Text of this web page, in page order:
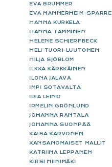
EVA BRUMMER
EVA MANNERHEIM-SPARRE
HANNA KURKELA
HANNA TAMMINEN
HELENE SCHJERFBECK
HELI TUORI-LUUTONEN
HILJA SJÖBLOM
ILKKA KÄRKKÄINEN
ILONA JALAVA
IMPI SOTAVALTA
IRIA LEINO
IRMELIN GRÖNLUND
JOHANNA RANTALA
JOHANNA SUONPÄÄ
KAISA KARVONEN
KANSANOMAISET MALLIT
KATRIINA LEPPÄNEN
KIRSI NIINIMÄKI